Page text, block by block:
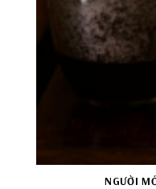
NGƯỜI